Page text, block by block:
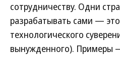
сотрудничеству. Одни
разрабатывать сами —
технологического
вынужденного). Примеры